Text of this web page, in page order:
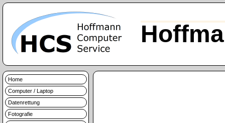
Home
Computer / Laptop
Datenrettung
Fotografie